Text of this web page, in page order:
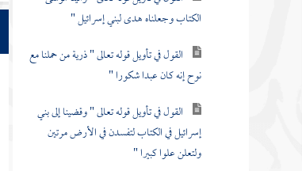
الكتاب وجعلناه هدى لبني إسرائيل "
القول في تأويل قوله تعالى " ذرية من حملنا مع
نوح إنه كان عبدا شكورا "
القول في تأويل قوله تعالى " وقضينا إلى بني
إسرائيل في الكتاب لتفسدن في الأرض مرتين
ولتعلن علوا كبيرا "